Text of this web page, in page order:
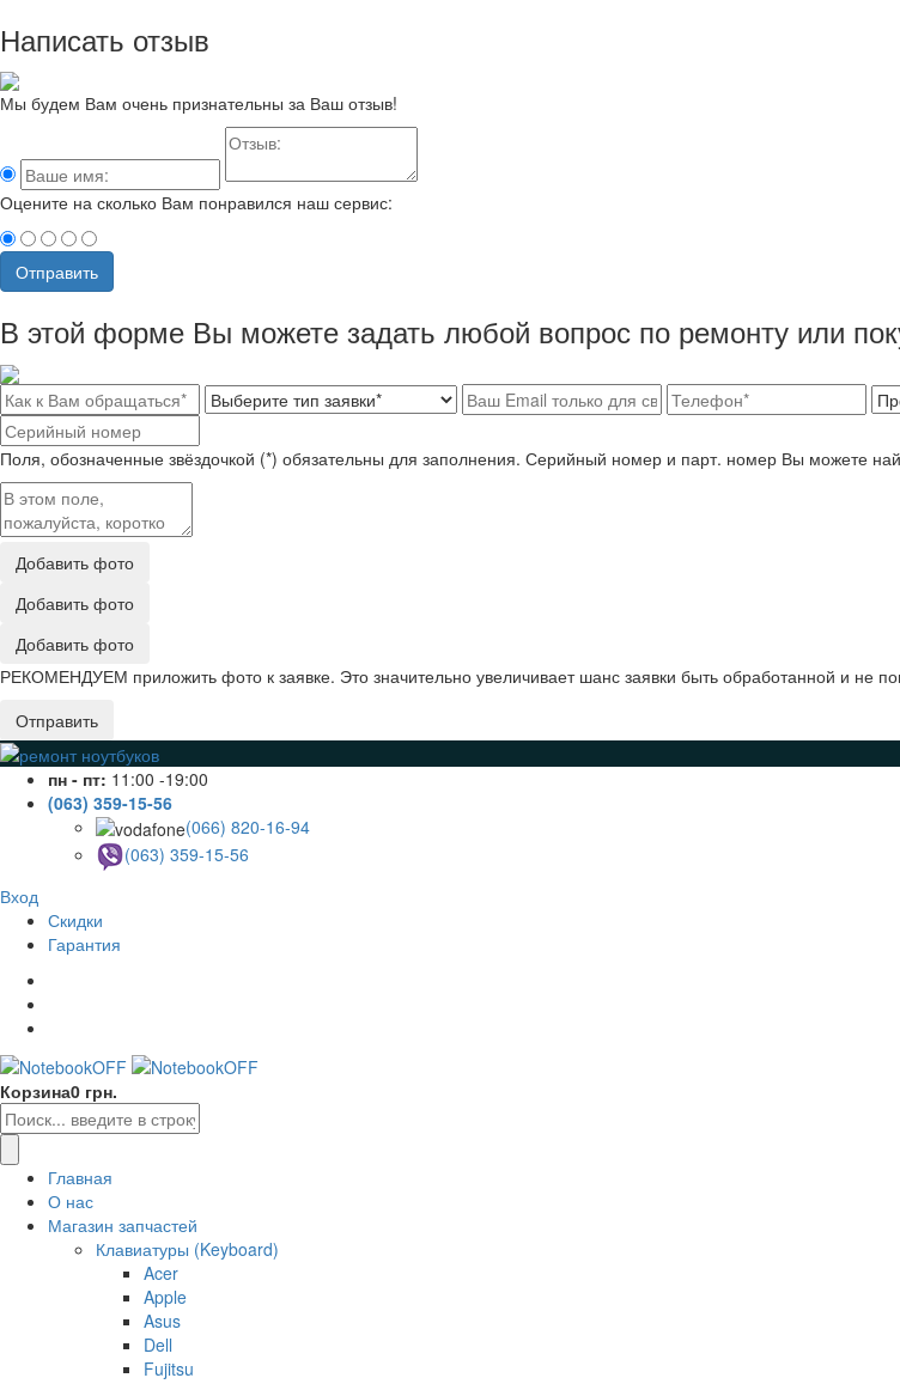
Написать отзыв
Мы будем Вам очень признательны за Ваш отзыв!
Оцените на сколько Вам понравился наш сервис:
Отправить
В этой форме Вы можете задать любой вопрос по ремонту или
Поля, обозначенные звёздочкой (*) обязательны для заполнения. Серийный номер и парт. номер Вы можете
Добавить фото
Добавить фото
Добавить фото
РЕКОМЕНДУЕМ приложить фото к заявке. Это значительно увеличивает шанс заявки быть обработанной и не
Отправить
пн - пт: 11:00 -19:00
(063) 359-15-56
(066) 820-16-94
(063) 359-15-56
Вход
Скидки
Гарантия
Корзина0 грн.
Главная
О нас
Магазин запчастей
Клавиатуры (Keyboard)
Acer
Apple
Asus
Dell
Fujitsu